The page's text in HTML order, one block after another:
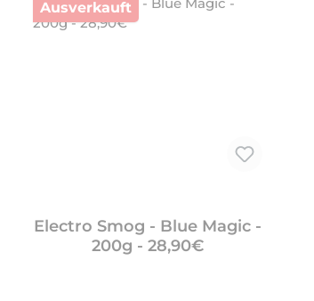
Ausverkauft
Electro Smog - Blue Magic -
200g - 28,90€